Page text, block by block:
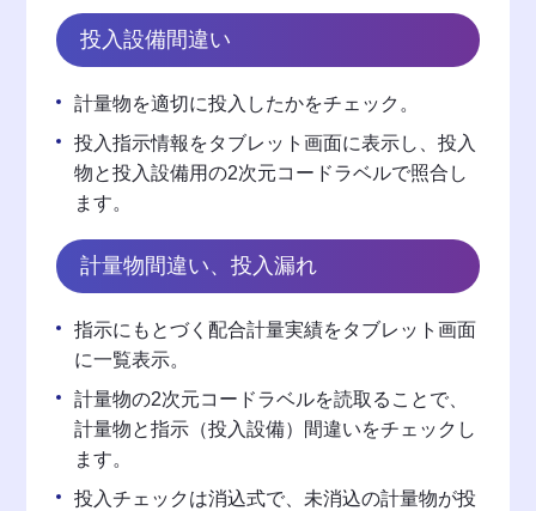
投入設備間違い
計量物を適切に投入したかをチェック。
投入指示情報をタブレット画面に表示し、投入
物と投入設備用の2次元コードラベルで照合し
ます。
計量物間違い、投入漏れ
指示にもとづく配合計量実績をタブレット画面
に一覧表示。
計量物の2次元コードラベルを読取ることで、
計量物と指示（投入設備）間違いをチェックし
ます。
投入チェックは消込式で、未消込の計量物が投